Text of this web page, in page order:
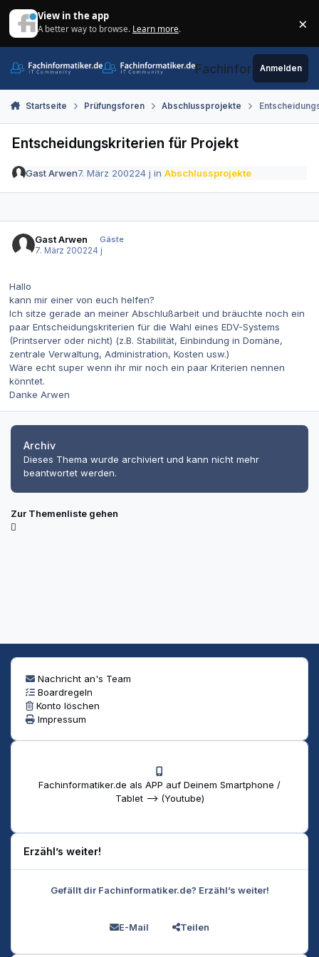
View in the app
A better way to browse. Learn more. ×
Fachinformatiker.de
Anmelden
Startseite Prüfungsforen Abschlussprojekte
Entscheidungskriterien für Projekt
Gast Arwen7. März 200224 j inAbschlussprojekte
Gast Arwen
Gäste
7. März 200224 j
Hallo
kann mir einer von euch helfen?
Ich sitze gerade an meiner Abschlußarbeit und bräuchte noch ein
paar Entscheidungskriterien für die Wahl eines EDV-Systems
(Printserver oder nicht) (z.B. Stabilität, Einbindung in Domäne,
zentrale Verwaltung, Administration, Kosten usw.)
Wäre echt super wenn ihr mir noch ein paar Kriterien nennen
könntet.
Danke Arwen
Archiv
Dieses Thema wurde archiviert und kann nicht mehr
beantwortet werden.
Zur Themenliste gehen
Nachricht an's Team
Boardregeln
Konto löschen
Impressum
Fachinformatiker.de als APP auf Deinem Smartphone /
Tablet --> (Youtube)
Erzähl’s weiter!
Gefällt dir Fachinformatiker.de? Erzähl’s weiter!
E-Mail Teilen